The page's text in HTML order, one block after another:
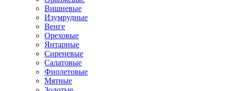
Вишневые
Изумрудные
Венге
Ореховые
Янтарные
Сиреневые
Салатовые
Фиолетовые
Мятные